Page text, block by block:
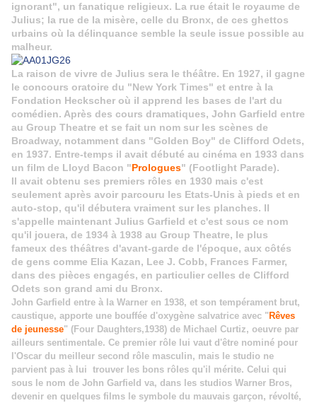
ignorant", un fanatique religieux. La rue était le royaume de
Julius; la rue de la misère, celle du Bronx, de ces ghettos
urbains où la délinquance semble la seule issue possible au
malheur.
La raison de vivre de Julius sera le théâtre. En 1927, il gagne
le concours oratoire du "New York Times" et entre à la
Fondation Heckscher où il apprend les bases de l'art du
comédien. Après des cours dramatiques, John Garfield entre
au Group Theatre et se fait un nom sur les scènes de
Broadway, notamment dans "Golden Boy" de Clifford Odets,
en 1937. Entre-temps il avait débuté au cinéma en 1933 dans
un film de Lloyd Bacon "Prologues" (Footlight Parade).
Il avait obtenu ses premiers rôles en 1930 mais c'est
seulement après avoir parcouru les Etats-Unis à pieds et en
auto-stop, qu'il débutera vraiment sur les planches. Il
s'appelle maintenant Julius Garfield et c'est sous ce nom
qu'il jouera, de 1934 à 1938 au Group Theatre, le plus
fameux des théâtres d'avant-garde de l'époque, aux côtés
de gens comme Elia Kazan, Lee J. Cobb, Frances Farmer,
dans des pièces engagés, en particulier celles de Clifford
Odets son grand ami du Bronx.
John Garfield entre à la Warner en 1938, et son tempérament brut,
caustique, apporte une bouffée d'oxygène salvatrice avec " Rêves
de jeunesse" (Four Daughters,1938) de Michael Curtiz, oeuvre par
ailleurs sentimentale. Ce premier rôle lui vaut d'être nominé pour
l'Oscar du meilleur second rôle masculin, mais le studio ne
parvient pas à lui trouver les bons rôles qu'il mérite. Celui qui
sous le nom de John Garfield va, dans les studios Warner Bros,
devenir en quelques films le symbole du mauvais garçon, révolté,